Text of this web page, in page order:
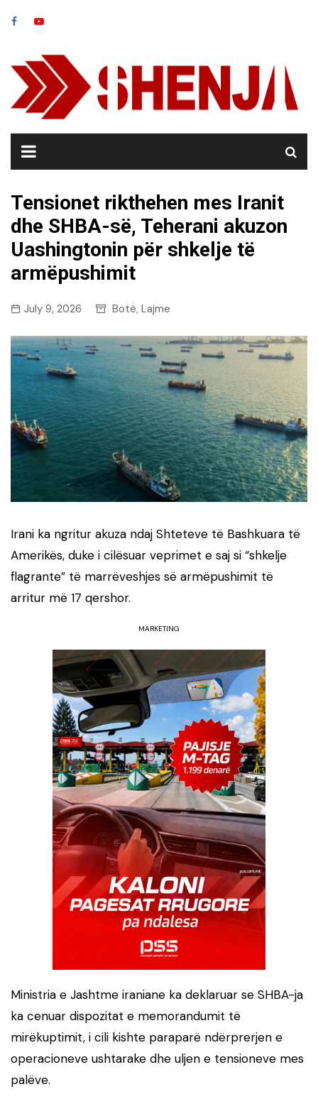
Tensionet rikthehen mes Iranit
dhe SHBA-së, Teherani akuzon
Uashingtonin për shkelje të
armëpushimit
July 9, 2026 Botë, Lajme
Irani ka ngritur akuza ndaj Shteteve të Bashkuara të
Amerikës, duke i cilësuar veprimet e saj si “shkelje
flagrante” të marrëveshjes së armëpushimit të
arritur më 17 qershor.
MARKETING
Ministria e Jashtme iraniane ka deklaruar se SHBA-ja
ka cenuar dispozitat e memorandumit të
mirëkuptimit, i cili kishte paraparë ndërprerjen e
operacioneve ushtarake dhe uljen e tensioneve mes
palëve.